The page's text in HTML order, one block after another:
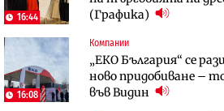
16:44
(Графика)
16:08
Компании
„ЕКО България“ се
ново придобиване –
във Видин
откажат напълно от
Публични финанси
Общините вече
централната власт
население и все повече
Компании
А1 отново е лидер при
технологичните